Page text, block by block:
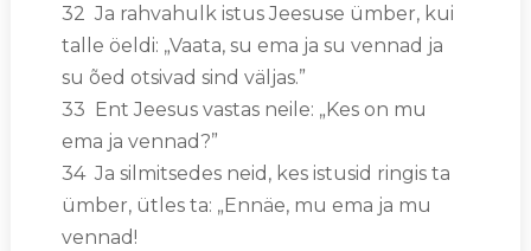
32 Ja rahvahulk istus Jeesuse ümber, kui
talle öeldi: „Vaata, su ema ja su vennad ja
su õed otsivad sind väljas.”
33 Ent Jeesus vastas neile: „Kes on mu
ema ja vennad?”
34 Ja silmitsedes neid, kes istusid ringis ta
ümber, ütles ta: „Ennäe, mu ema ja mu
vennad!